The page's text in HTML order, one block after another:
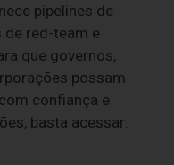
pipelines de
red-team e
que governos,
possam
confiança e
basta acessar: